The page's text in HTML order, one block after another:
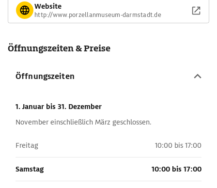
Website
http://www.porzellanmuseum-darmstadt.de
Öffnungszeiten & Preise
Öffnungszeiten
1. Januar bis 31. Dezember
November einschließlich März geschlossen.
Freitag 10:00 bis 17:00
Samstag 10:00 bis 17:00